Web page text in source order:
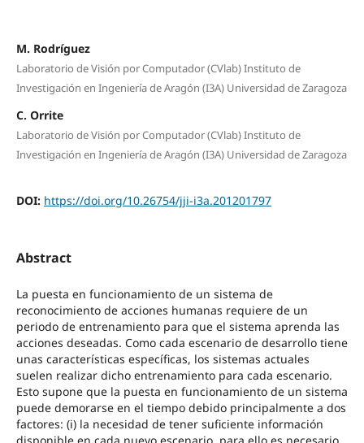
M. Rodríguez
Laboratorio de Visión por Computador (CVlab) Instituto de
Investigación en Ingeniería de Aragón (I3A) Universidad de Zaragoza
C. Orrite
Laboratorio de Visión por Computador (CVlab) Instituto de
Investigación en Ingeniería de Aragón (I3A) Universidad de Zaragoza
DOI: https://doi.org/10.26754/jji-i3a.201201797
Abstract
La puesta en funcionamiento de un sistema de
reconocimiento de acciones humanas requiere de un
periodo de entrenamiento para que el sistema aprenda las
acciones deseadas. Como cada escenario de desarrollo tiene
unas características específicas, los sistemas actuales
suelen realizar dicho entrenamiento para cada escenario.
Esto supone que la puesta en funcionamiento de un sistema
puede demorarse en el tiempo debido principalmente a dos
factores: (i) la necesidad de tener suficiente información